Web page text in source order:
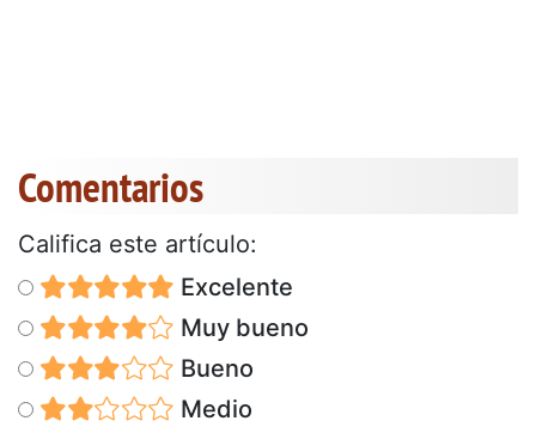
Comentarios
Califica este artículo:
Excelente
Muy bueno
Bueno
Medio